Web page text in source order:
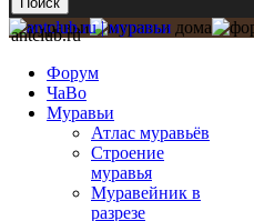
antclub.ru
Форум
ЧаВо
Муравьи
Атлас муравьёв
Строение
муравья
Муравейник в
разрезе